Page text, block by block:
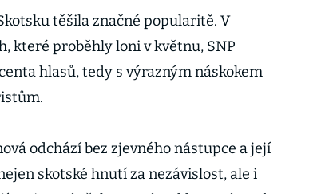
těšila značné popularitě. V
které proběhly loni v květnu, SNP
hlasů, tedy s výrazným náskokem
odchází bez zjevného nástupce a její
skotské hnutí za nezávislost, ale i